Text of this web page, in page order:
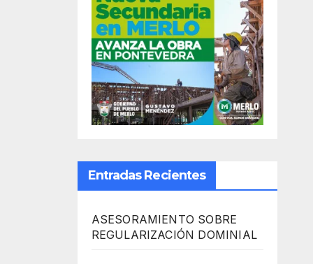
Entradas Recientes
ASESORAMIENTO SOBRE
REGULARIZACIÓN DOMINIAL